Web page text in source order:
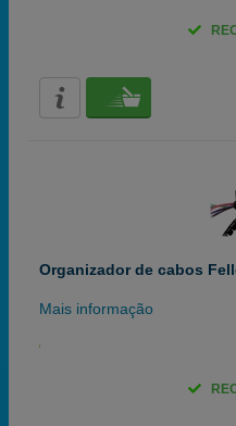
Organizador de cabos
Mais informação